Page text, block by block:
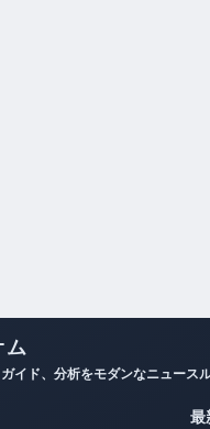
イド、分析をモダンなニュース
のデスク・ブリーフと信頼 速